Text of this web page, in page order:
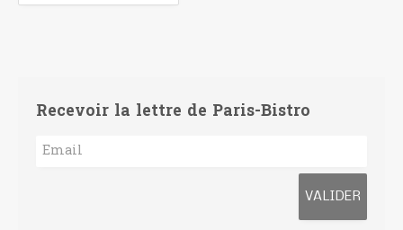
Recevoir la lettre de Paris-Bistro